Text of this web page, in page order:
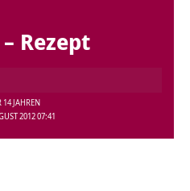
Rezept
2012 07:41
14 JAHREN